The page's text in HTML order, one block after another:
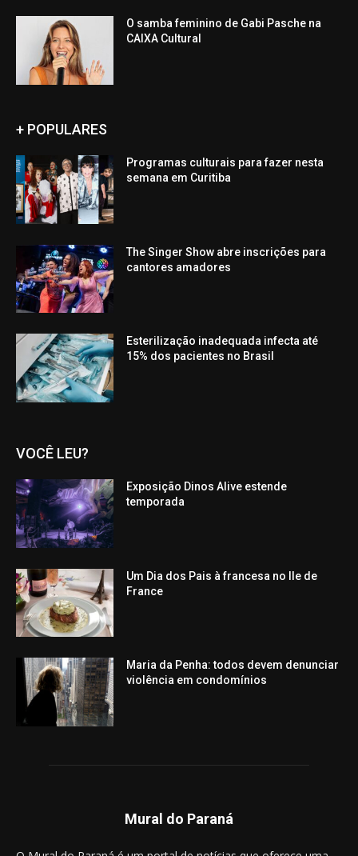
O samba feminino de Gabi Pasche na
CAIXA Cultural
+ POPULARES
Programas culturais para fazer nesta
semana em Curitiba
The Singer Show abre inscrições para
cantores amadores
Esterilização inadequada infecta até
15% dos pacientes no Brasil
VOCÊ LEU?
Exposição Dinos Alive estende
temporada
Um Dia dos Pais à francesa no Ile de
France
Maria da Penha: todos devem denunciar
violência em condomínios
Mural do Paraná